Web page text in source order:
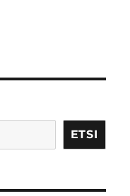
ETSI